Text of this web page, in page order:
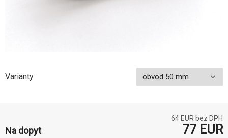
Varianty
64 EUR bez DPH
Na dopyt 77 EUR